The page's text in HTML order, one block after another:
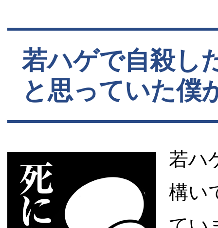
若ハゲで自殺し
と思っていた僕
若ハ
構い